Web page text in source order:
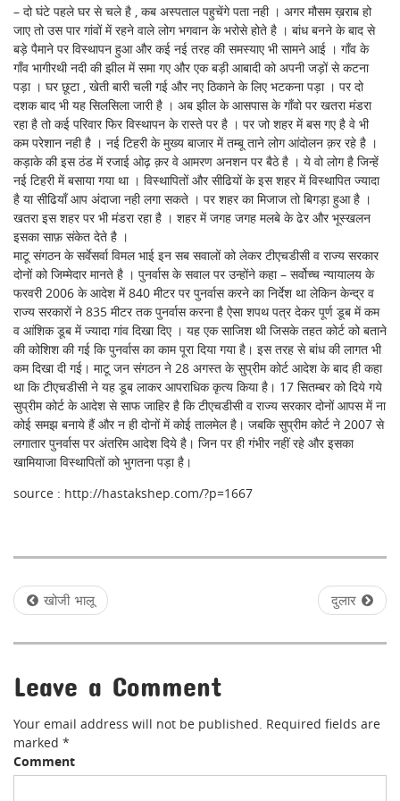
– दो घंटे पहले घर से चले है , कब अस्पताल पहुचेंगे पता नही । अगर मौसम ख़राब हो
जाए तो उस पार गांवों में रहने वाले लोग भगवान के भरोसे होते है । बांध बनने के बाद से
बड़े पैमाने पर विस्थापन हुआ और कई नई तरह की समस्याए भी सामने आई । गाँव के
गाँव भागीरथी नदी की झील में समा गए और एक बड़ी आबादी को अपनी जड़ों से कटना
पड़ा । घर छूटा , खेती बारी चली गई और नए ठिकाने के लिए भटकना पड़ा । पर दो
दशक बाद भी यह सिलसिला जारी है । अब झील के आसपास के गाँवो पर खतरा मंडरा
रहा है तो कई परिवार फिर विस्थापन के रास्ते पर है । पर जो शहर में बस गए है वे भी
कम परेशान नही है । नई टिहरी के मुख्य बाजार में तम्बू ताने लोग आंदोलन क़र रहे है ।
कड़ाके की इस ठंड में रजाई ओढ़ क़र वे आमरण अनशन पर बैठे है । ये वो लोग है जिन्हें
नई टिहरी में बसाया गया था । विस्थापितों और सीढियों के इस शहर में विस्थापित ज्यादा
है या सीढियाँ आप अंदाजा नही लगा सकते । पर शहर का मिजाज तो बिगड़ा हुआ है ।
खतरा इस शहर पर भी मंडरा रहा है । शहर में जगह जगह मलबे के ढेर और भूस्खलन
इसका साफ़ संकेत देते है ।
माटू संगठन के सर्वेसर्वा विमल भाई इन सब सवालों को लेकर टीएचडीसी व राज्य सरकार
दोनों को जिम्मेदार मानते है । पुनर्वास के सवाल पर उन्होंने कहा – सर्वोच्च न्यायालय के
फरवरी 2006 के आदेश में 840 मीटर पर पुनर्वास करने का निर्देश था लेकिन केन्द्र व
राज्य सरकारों ने 835 मीटर तक पुनर्वास करना है ऐसा शपथ पत्र देकर पूर्ण डूब में कम
व आंशिक डूब में ज्यादा गांव दिखा दिए । यह एक साजिश थी जिसके तहत कोर्ट को बताने
की कोशिश की गई कि पुनर्वास का काम पूरा दिया गया है। इस तरह से बांध की लागत भी
कम दिखा दी गई। माटू जन संगठन ने 28 अगस्त के सुप्रीम कोर्ट आदेश के बाद ही कहा
था कि टीएचडीसी ने यह डूब लाकर आपराधिक कृत्य किया है। 17 सितम्बर को दिये गये
सुप्रीम कोर्ट के आदेश से साफ जाहिर है कि टीएचडीसी व राज्य सरकार दोनों आपस में ना
कोई समझ बनाये हैं और न ही दोनों में कोई तालमेल है। जबकि सुप्रीम कोर्ट ने 2007 से
लगातार पुनर्वास पर अंतरिम आदेश दिये है। जिन पर ही गंभीर नहीं रहे और इसका
खामियाजा विस्थापितों को भुगतना पड़ा है।
source : http://hastakshep.com/?p=1667
P
t
n
a
v
खोजी भालू दुलार
Leave a Comment
Your email address will not be published. Required fields are
marked *
Comment